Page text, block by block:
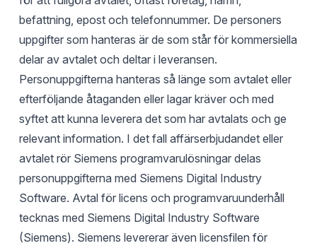
befattning, epost och telefonnummer. De personers
uppgifter som hanteras är de som står för kommersiella
delar av avtalet och deltar i leveransen.
Personuppgifterna hanteras så länge som avtalet eller
efterföljande åtaganden eller lagar kräver och med
syftet att kunna leverera det som har avtalats och ge
relevant information. I det fall affärserbjudandet eller
avtalet rör Siemens programvarulösningar delas
personuppgifterna med Siemens Digital Industry
Software. Avtal för licens och programvaruunderhåll
tecknas med Siemens Digital Industry Software
(Siemens). Siemens levererar även licensfilen för